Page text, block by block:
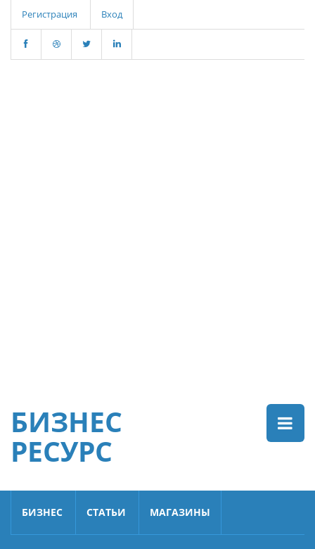
Регистрация Вход
БИЗНЕС
РЕСУРС
БИЗНЕС СТАТЬИ МАГАЗИНЫ